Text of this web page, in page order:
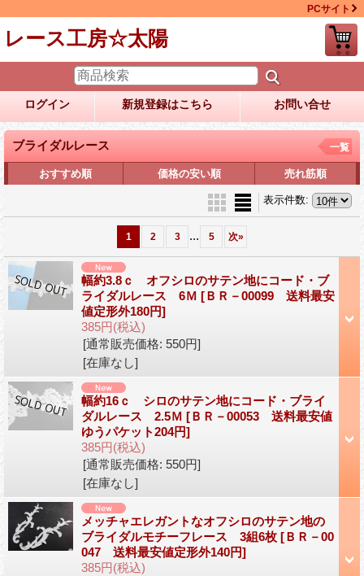
PCサイト
レース工房☆太陽
ログイン 新規登録はこちら お問い合せ
ブライダルレース 一覧
おすすめ順 価格の安い順 売れ筋順
表示件数:
1 2 3 ... 5 次»
幅約3.8ｃ オフシロのサテン地にコード・ブ
ライダルレース 6Ｍ [ＢＲ－00099 送料最安
値定形外180円]
385円(税込)
[通常販売価格: 550円]
[在庫なし]
幅約16ｃ シロのサテン地にコード・ブライ
ダルレース 2.5Ｍ [ＢＲ－00053 送料最安値
ゆうパケット204円]
385円(税込)
[通常販売価格: 550円]
[在庫なし]
メッチャエレガントなオフシロのサテン地の
ブライダルモチーフレース 3組6枚 [ＢＲ－00
047 送料最安値定形外140円]
385円(税込)